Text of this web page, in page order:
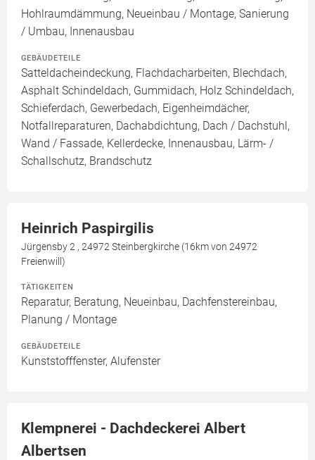
Hohlraumdämmung, Neueinbau / Montage, Sanierung
/ Umbau, Innenausbau
GEBÄUDETEILE
Satteldacheindeckung, Flachdacharbeiten, Blechdach,
Asphalt Schindeldach, Gummidach, Holz Schindeldach,
Schieferdach, Gewerbedach, Eigenheimdächer,
Notfallreparaturen, Dachabdichtung, Dach / Dachstuhl,
Wand / Fassade, Kellerdecke, Innenausbau, Lärm- /
Schallschutz, Brandschutz
Heinrich Paspirgilis
Jürgensby 2 , 24972 Steinbergkirche (16km von 24972
Freienwill)
TÄTIGKEITEN
Reparatur, Beratung, Neueinbau, Dachfenstereinbau,
Planung / Montage
GEBÄUDETEILE
Kunststofffenster, Alufenster
Klempnerei - Dachdeckerei Albert
Albertsen